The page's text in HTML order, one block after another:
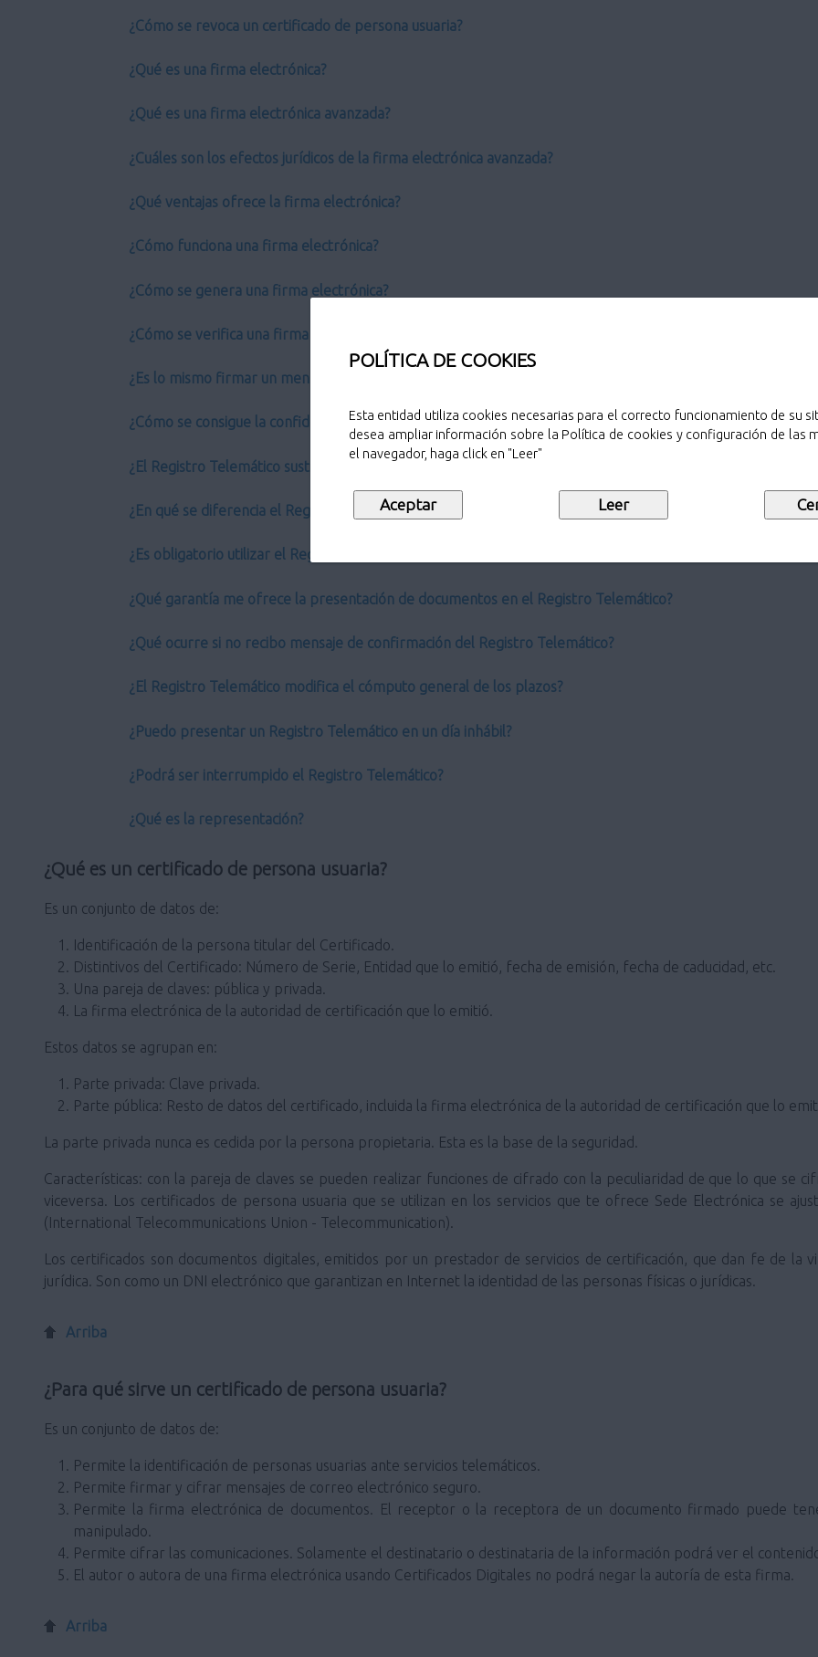
POLÍTICA DE COOKIES
Esta entidad utiliza cookies necesarias para el correcto funcionamiento de su
desea ampliar información sobre la Política de cookies y configuración de las
el navegador, haga click en "Leer"
¿Cómo se revoca un certificado de persona usuaria?
¿Qué es una firma electrónica?
¿Qué es una firma electrónica avanzada?
¿Cuáles son los efectos jurídicos de la firma electrónica avanzada?
¿Qué ventajas ofrece la firma electrónica?
¿Cómo funciona una firma electrónica?
¿Cómo se genera una firma electrónica?
¿Cómo se verifica una firma electrónica?
¿Es lo mismo firmar un mensaje que cifrarlo?
¿Cómo se consigue la confidencialidad?
¿El Registro Telemático sustituye al Registro General?
¿En qué se diferencia el Registro Telemático de los Registros administrativos tradicionales?
¿Es obligatorio utilizar el Registro Telemático?
¿Qué garantía me ofrece la presentación de documentos en el Registro Telemático?
¿Qué ocurre si no recibo mensaje de confirmación del Registro Telemático?
¿El Registro Telemático modifica el cómputo general de los plazos?
¿Puedo presentar un Registro Telemático en un día inhábil?
¿Podrá ser interrumpido el Registro Telemático?
¿Qué es la representación?
¿Qué es un certificado de persona usuaria?
Es un conjunto de datos de:
Identificación de la persona titular del Certificado.
Distintivos del Certificado: Número de Serie, Entidad que lo emitió, fecha de emisión, fecha de caducidad, etc.
Una pareja de claves: pública y privada.
La firma electrónica de la autoridad de certificación que lo emitió.
Estos datos se agrupan en:
Parte privada: Clave privada.
Parte pública: Resto de datos del certificado, incluida la firma electrónica de la autoridad de certificación que lo
La parte privada nunca es cedida por la persona propietaria. Esta es la base de la seguridad.
Características: con la pareja de claves se pueden realizar funciones de cifrado con la peculiaridad de que lo que se
viceversa. Los certificados de persona usuaria que se utilizan en los servicios que te ofrece Sede Electrónica se
(International Telecommunications Union - Telecommunication).
Los certificados son documentos digitales, emitidos por un prestador de servicios de certificación, que dan fe de la
jurídica. Son como un DNI electrónico que garantizan en Internet la identidad de las personas físicas o jurídicas.
Arriba
¿Para qué sirve un certificado de persona usuaria?
Es un conjunto de datos de:
Permite la identificación de personas usuarias ante servicios telemáticos.
Permite firmar y cifrar mensajes de correo electrónico seguro.
Permite la firma electrónica de documentos. El receptor o la receptora de un documento firmado puede
manipulado.
Permite cifrar las comunicaciones. Solamente el destinatario o destinataria de la información podrá ver el
El autor o autora de una firma electrónica usando Certificados Digitales no podrá negar la autoría de esta firma.
Arriba